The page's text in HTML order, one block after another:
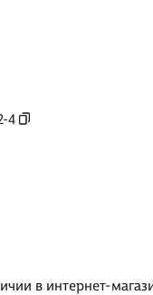
4
в интернет-